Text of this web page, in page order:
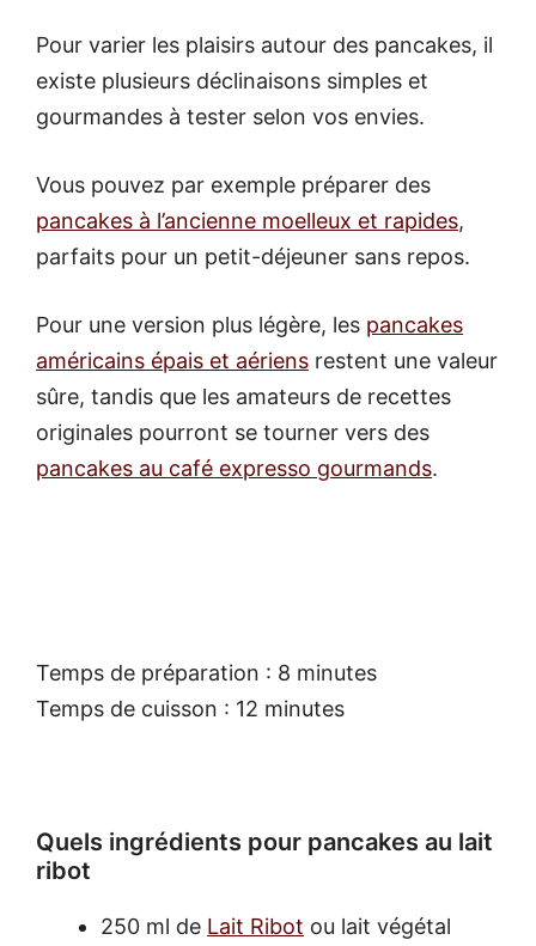
Pour varier les plaisirs autour des pancakes, il
existe plusieurs déclinaisons simples et
gourmandes à tester selon vos envies.
Vous pouvez par exemple préparer des
pancakes à l’ancienne moelleux et rapides,
parfaits pour un petit-déjeuner sans repos.
Pour une version plus légère, les pancakes
américains épais et aériens restent une valeur
sûre, tandis que les amateurs de recettes
originales pourront se tourner vers des
pancakes au café expresso gourmands.
Temps de préparation : 8 minutes
Temps de cuisson : 12 minutes
Quels ingrédients pour pancakes au lait
ribot
250 ml de Lait Ribot ou lait végétal